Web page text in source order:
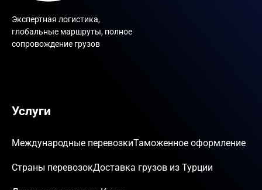
Экспертная логистика,
глобальные маршруты, полное
сопровождение грузов